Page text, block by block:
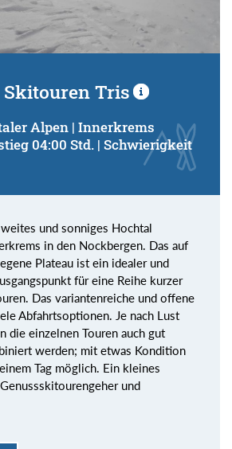
Tris
Alpen | Innerkrems
04:00 Std. | Schwierigkeit
und sonniges Hochtal
in den Nockbergen. Das auf
Plateau ist ein idealer und
für eine Reihe kurzer
Das variantenreiche und offene
Abfahrtsoptionen. Je nach Lust
die einzelnen Touren auch gut
werden; mit etwas Kondition
Tag möglich. Ein kleines
und